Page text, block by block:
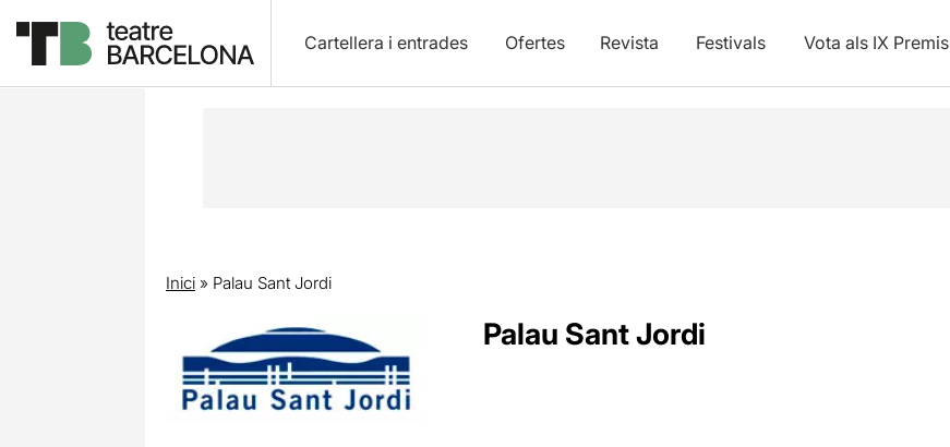
Cartellera i entrades Ofertes Revista Festivals Vota als IX Premis
Inici» Palau Sant Jordi
Palau Sant Jordi